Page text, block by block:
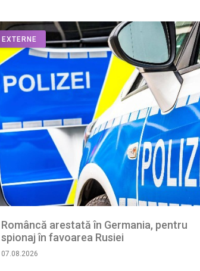
EXTERNE
Româncă arestată în Germania, pentru
spionaj în favoarea Rusiei
07.08.2026